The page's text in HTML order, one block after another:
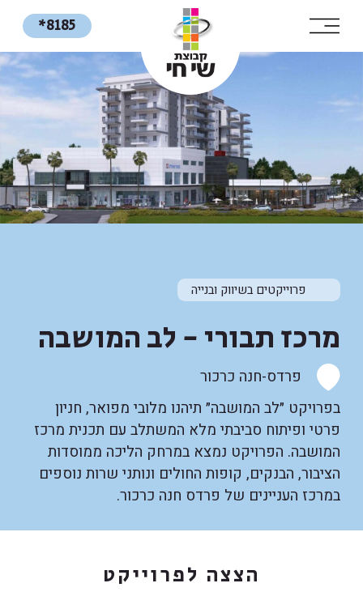
*8185
פרוייקטים בשיווק ובנייה
מרכז תבורי - לב המושבה
פרדס-חנה כרכור
בפרויקט ״לב המושבה״ תיהנו מלובי מפואר, חניון
פרטי ופיתוח סביבתי מלא המשתלב עם תכנית מרכז
המושבה. הפרויקט נמצא במרחק הליכה ממוסדות
הציבור, הבנקים, קופות החולים ונותני שרות נוספים
במרכז העניינים של פרדס חנה כרכור.
הצצה לפרוייקט